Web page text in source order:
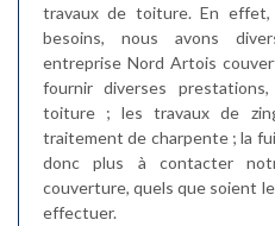
travaux de toiture. En
besoins, nous avons
entreprise Nord Artois
fournir diverses
toiture ; les travaux de
traitement de charpente ; la
donc plus à contacter
couverture, quels que soient
effectuer.